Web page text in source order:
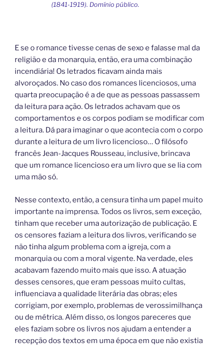
(1841-1919). Domínio público.
E se o romance tivesse cenas de sexo e falasse mal da
religião e da monarquia, então, era uma combinação
incendiária! Os letrados ficavam ainda mais
alvoroçados. No caso dos romances licenciosos, uma
quarta preocupação é a de que as pessoas passassem
da leitura para ação. Os letrados achavam que os
comportamentos e os corpos podiam se modificar com
a leitura. Dá para imaginar o que acontecia com o corpo
durante a leitura de um livro licencioso… O filósofo
francês Jean-Jacques Rousseau, inclusive, brincava
que um romance licencioso era um livro que se lia com
uma mão só.
Nesse contexto, então, a censura tinha um papel muito
importante na imprensa. Todos os livros, sem exceção,
tinham que receber uma autorização de publicação. E
os censores faziam a leitura dos livros, verificando se
não tinha algum problema com a igreja, com a
monarquia ou com a moral vigente. Na verdade, eles
acabavam fazendo muito mais que isso. A atuação
desses censores, que eram pessoas muito cultas,
influenciava a qualidade literária das obras; eles
corrigiam, por exemplo, problemas de verossimilhança
ou de métrica. Além disso, os longos pareceres que
eles faziam sobre os livros nos ajudam a entender a
recepção dos textos em uma época em que não existia